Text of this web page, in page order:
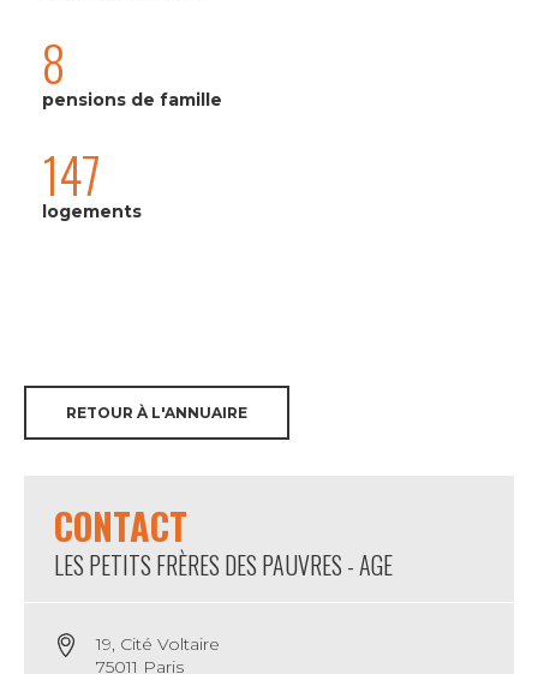
RETOUR À L'ANNUAIRE
CONTACT
LES PETITS FRÈRES DES PAUVRES - AGE
19, Cité Voltaire
75011 Paris
8
pensions de famille
147
logements